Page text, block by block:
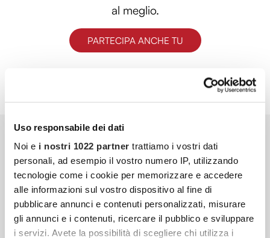
Uso responsabile dei dati
Noi e i nostri 1022 partner trattiamo i vostri dati
personali, ad esempio il vostro numero IP, utilizzando
tecnologie come i cookie per memorizzare e accedere
alle informazioni sul vostro dispositivo al fine di
pubblicare annunci e contenuti personalizzati, misurare
gli annunci e i contenuti, ricercare il pubblico e sviluppare
i servizi. Avete la possibilità di scegliere chi utilizza i
al meglio.
PARTECIPA ANCHE TU